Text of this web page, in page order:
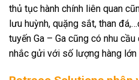
thủ tục hành chính liên quan
lưu huỳnh, quặng sắt, than
tuyến Ga – Ga cũng có nhu
nhắc gửi với số lượng hàng